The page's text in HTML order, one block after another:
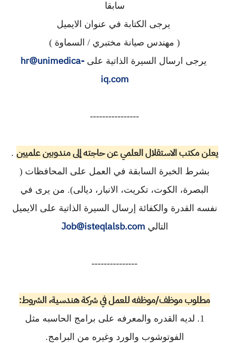
سابقا
يرجى الكتابة في عنوان الايميل
( مهندس صيانة مختبري / السماوة )
يرجى ارسال السيرة الذاتية علىhr@unimedica-
iq.com
----------------
يعلن مكتب الاستقلال العلمي عن حاجته إلى مندوبين علميين .
بشرط الخبرة السابقة في العمل على المحافظات (
البصرة، الكوت، تكريت، الانبار، ديالى). من يرى في
نفسه القدرة والكفائة إرسال السيرة الذاتية على الايميل
التالي Job@isteqlalsb.com
---------------
مطلوب موظف/موظفه للعمل في شركة هندسية، الشروط:
1. لديه القدره والمعرفه على برامج الحاسبه مثل
الفوتوشوب والورد وغيره من البرامج.